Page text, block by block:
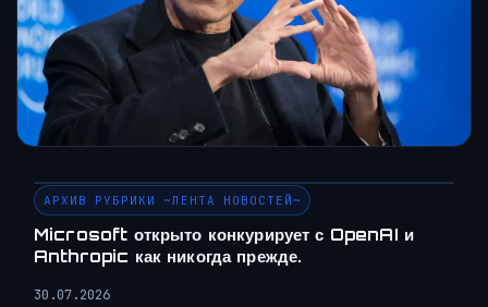
АРХИВ РУБРИКИ ~ЛЕНТА НОВОСТЕЙ~
Microsoft открыто конкурирует с OpenAI и
Anthropic как никогда прежде.
30.07.2026